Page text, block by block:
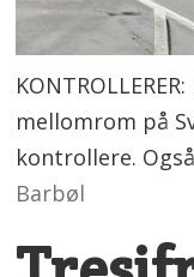
mellomrom på
kontrollere.
Barbøl